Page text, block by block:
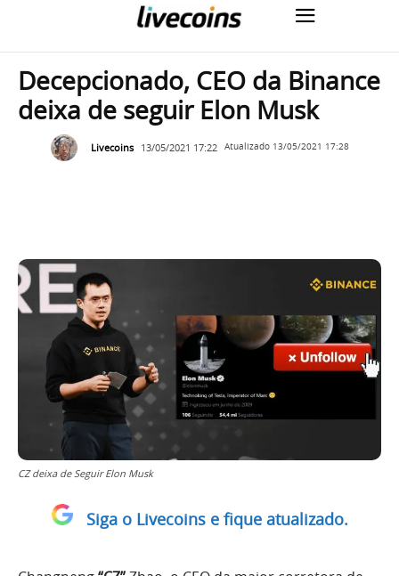
Decepcionado, CEO da Binance
deixa de seguir Elon Musk
Livecoins 13/05/2021 17:22 Atualizado 13/05/2021 17:28
CZ deixa de Seguir Elon Musk
Siga o Livecoins e fique atualizado.